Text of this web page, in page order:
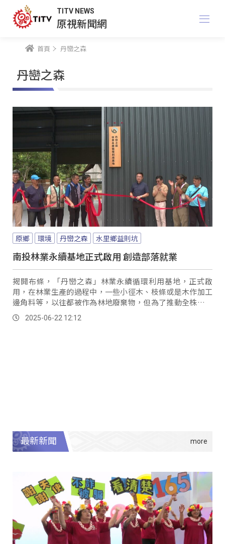
TITV NEWS
原視新聞網
首頁 丹巒之森
丹巒之森
原鄉 環境 丹巒之森 水里鄉益則坑
南投林業永續基地正式啟用 創造部落就業
揭開布條，「丹巒之森」林業永續循環利用基地，正式啟
用，在林業生產的過程中，一些小徑木、枝條或是木作加工
邊角料等，以往都被作為林地廢棄物，但為了推動全株利用
的林業理念，透過建置相關的硬體設備和設施，達成永續發
展目標。2025-06-22 12:12
最新新聞